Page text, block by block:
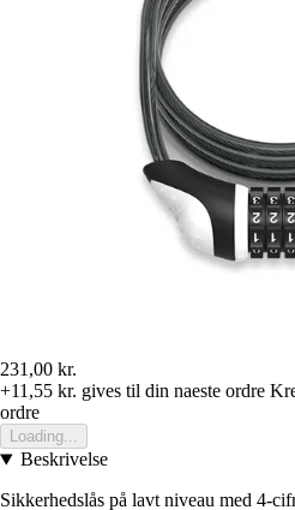
231,00 kr.
+11,55 kr. gives til din naeste ordre
ordre
Loading...
Beskrivelse
Sikkerhedslås på lavt niveau med 4-